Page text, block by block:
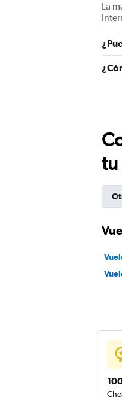
La
tu